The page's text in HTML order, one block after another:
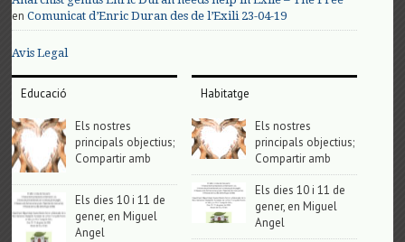
enComunicat d’Enric Duran des de l’Exili 23-04-19
Avis Legal
Educació
Els nostres
principals objectius;
Compartir amb
Els dies 10 i 11 de
gener, en Miguel
Angel
Habitatge
Els nostres
principals objectius;
Compartir amb
Els dies 10 i 11 de
gener, en Miguel
Angel